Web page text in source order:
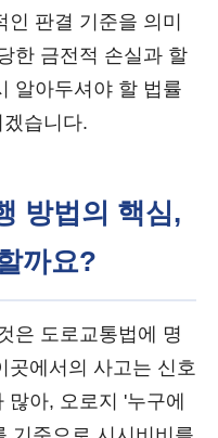
판결 기준을 의미
한 금전적 손실과 할
알아두셔야 할 법률
습니다.
방법의 핵심,
까요?
은 도로교통법에 명
곳에서의 사고는 신호
아, 오로지 '누구에